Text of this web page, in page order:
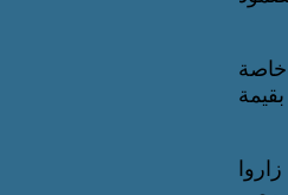
خاصة
زاروا